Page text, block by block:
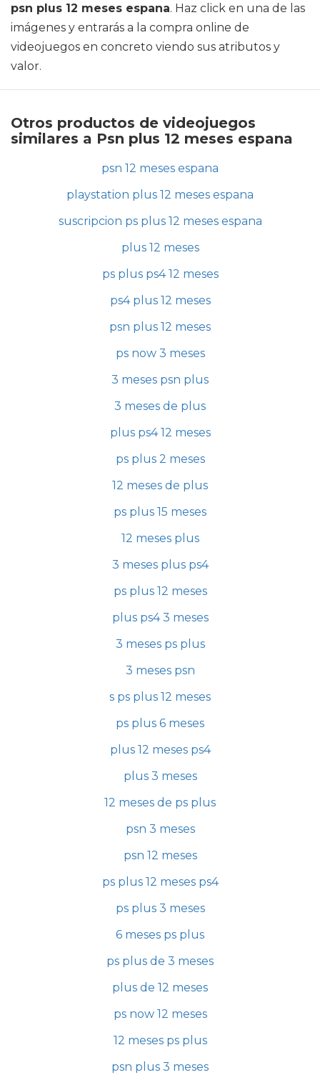
psn plus 12 meses espana. Haz click en una de las
imágenes y entrarás a la compra online de
videojuegos en concreto viendo sus atributos y
valor.
Otros productos de videojuegos
similares a Psn plus 12 meses espana
psn 12 meses espana
playstation plus 12 meses espana
suscripcion ps plus 12 meses espana
plus 12 meses
ps plus ps4 12 meses
ps4 plus 12 meses
psn plus 12 meses
ps now 3 meses
3 meses psn plus
3 meses de plus
plus ps4 12 meses
ps plus 2 meses
12 meses de plus
ps plus 15 meses
12 meses plus
3 meses plus ps4
ps plus 12 meses
plus ps4 3 meses
3 meses ps plus
3 meses psn
s ps plus 12 meses
ps plus 6 meses
plus 12 meses ps4
plus 3 meses
12 meses de ps plus
psn 3 meses
psn 12 meses
ps plus 12 meses ps4
ps plus 3 meses
6 meses ps plus
ps plus de 3 meses
plus de 12 meses
ps now 12 meses
12 meses ps plus
psn plus 3 meses